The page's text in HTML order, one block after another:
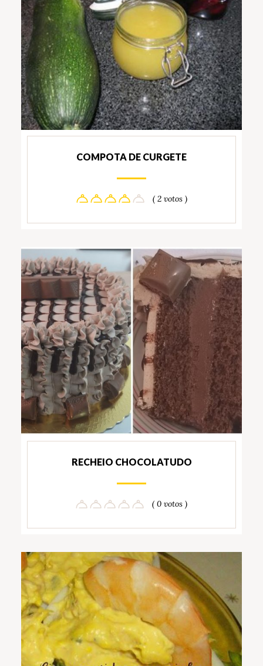
COMPOTA DE CURGETE
( 2 votos )
RECHEIO CHOCOLATUDO
( 0 votos )